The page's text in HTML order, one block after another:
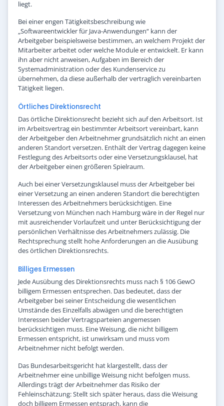
liegt.
Bei einer engen Tätigkeitsbeschreibung wie
„Softwareentwickler für Java-Anwendungen“ kann der
Arbeitgeber beispielsweise bestimmen, an welchem Projekt der
Mitarbeiter arbeitet oder welche Module er entwickelt. Er kann
ihn aber nicht anweisen, Aufgaben im Bereich der
Systemadministration oder des Kundenservice zu
übernehmen, da diese außerhalb der vertraglich vereinbarten
Tätigkeit liegen.
Örtliches Direktionsrecht
Das örtliche Direktionsrecht bezieht sich auf den Arbeitsort. Ist
im Arbeitsvertrag ein bestimmter Arbeitsort vereinbart, kann
der Arbeitgeber den Arbeitnehmer grundsätzlich nicht an einen
anderen Standort versetzen. Enthält der Vertrag dagegen keine
Festlegung des Arbeitsorts oder eine Versetzungsklausel, hat
der Arbeitgeber einen größeren Spielraum.
Auch bei einer Versetzungsklausel muss der Arbeitgeber bei
einer Versetzung an einen anderen Standort die berechtigten
Interessen des Arbeitnehmers berücksichtigen. Eine
Versetzung von München nach Hamburg wäre in der Regel nur
mit ausreichender Vorlaufzeit und unter Berücksichtigung der
persönlichen Verhältnisse des Arbeitnehmers zulässig. Die
Rechtsprechung stellt hohe Anforderungen an die Ausübung
des örtlichen Direktionsrechts.
Billiges Ermessen
Jede Ausübung des Direktionsrechts muss nach § 106 GewO
billigem Ermessen entsprechen. Das bedeutet, dass der
Arbeitgeber bei seiner Entscheidung die wesentlichen
Umstände des Einzelfalls abwägen und die berechtigten
Interessen beider Vertragsparteien angemessen
berücksichtigen muss. Eine Weisung, die nicht billigem
Ermessen entspricht, ist unwirksam und muss vom
Arbeitnehmer nicht befolgt werden.
Das Bundesarbeitsgericht hat klargestellt, dass der
Arbeitnehmer eine unbillige Weisung nicht befolgen muss.
Allerdings trägt der Arbeitnehmer das Risiko der
Fehleinschätzung: Stellt sich später heraus, dass die Weisung
doch billigem Ermessen entsprach, kann die